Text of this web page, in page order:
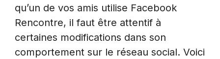
qu’un de vos amis utilise Facebook
Rencontre, il faut être attentif à
certaines modifications dans son
comportement sur le réseau social. Voici